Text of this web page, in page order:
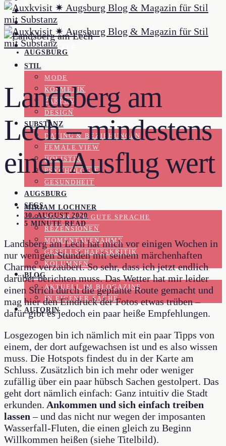
KOOPERATION
KONTAKT
WORK WITH ME
NEWSLETTER
STIL
MODE
KOSMETIK
PARFUM
DESIGN
SUBSTANZ
DATING & BEZIEHUNGEN
FEMALE VIEW
HOLISTIK
PSYCHOLOGIE
GESUNDHEIT
AUGSBURG
SFGS
SALON FÜR GUTE SPRACHE
REZENSIONEN
MOMENTAUFNAHME
GESELLSCHAFTSKRITIK
KOLUMNEN
BLOG
AKTUELL IM BLOGAZINE
IN EIGENER SACHE
AUTORIN
AUGSBURG
Landsberg am
Lech – mindestens
einen Ausflug wert
MIRIAM LOCHNER
30. AUGUST 2020
5 MINUTE READ
Landsberg am Lech hat mich vor einigen Wochen in
nur wenigen Stunden mit seinem märchenhaften
Charme verzaubert. So sehr, dass ich jetzt endlich
darüber berichten muss. Das Wetter hat mir leider
einen Strich durch die geplante Route gemacht und
mag hier den Eindruck der Fotos etwas trüben –
dafür gibt es jedoch ein paar heiße Empfehlungen.
Losgezogen bin ich nämlich mit ein paar Tipps von
einem, der dort aufgewachsen ist und es also wissen
muss. Die Hotspots findest du in der Karte am
Schluss. Zusätzlich bin ich mehr oder weniger
zufällig über ein paar hübsch Sachen gestolpert. Das
geht dort nämlich einfach: Ganz intuitiv die Stadt
erkunden. Ankommen und sich einfach treiben
lassen– und das nicht nur wegen der imposanten
Wasserfall-Fluten, die einen gleich zu Beginn
Willkommen heißen (siehe Titelbild).